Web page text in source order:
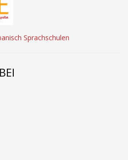
Sprachschulen